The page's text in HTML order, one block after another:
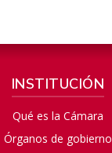
INSTITUCIÓN
Qué es la Cámara
Órganos de gobierno